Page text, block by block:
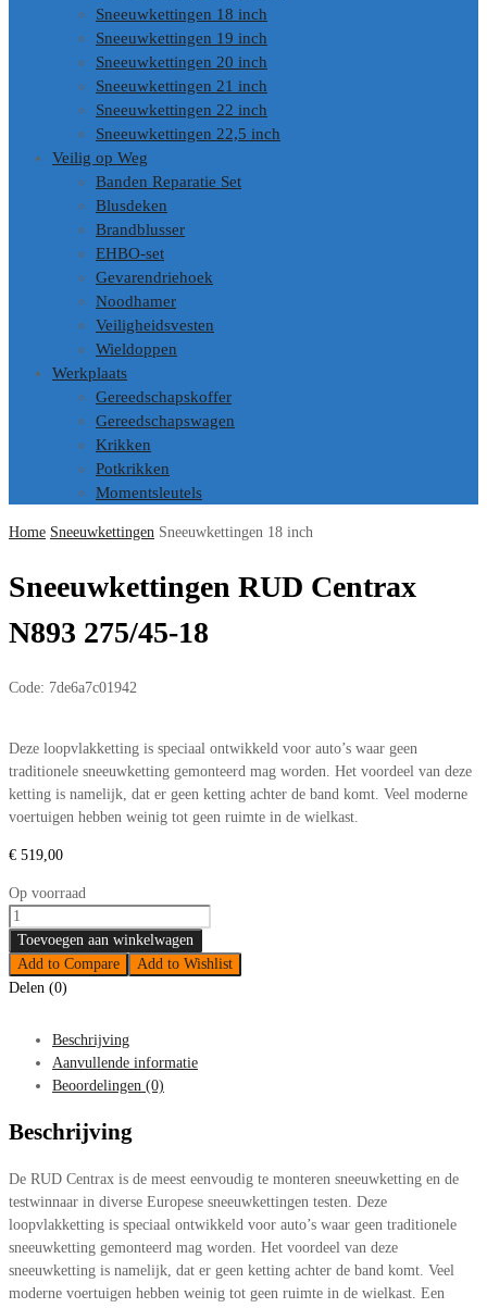
Sneeuwkettingen 18 inch
Sneeuwkettingen 19 inch
Sneeuwkettingen 20 inch
Sneeuwkettingen 21 inch
Sneeuwkettingen 22 inch
Sneeuwkettingen 22,5 inch
Veilig op Weg
Banden Reparatie Set
Blusdeken
Brandblusser
EHBO-set
Gevarendriehoek
Noodhamer
Veiligheidsvesten
Wieldoppen
Werkplaats
Gereedschapskoffer
Gereedschapswagen
Krikken
Potkrikken
Momentsleutels
Home Sneeuwkettingen Sneeuwkettingen 18 inch
Sneeuwkettingen RUD Centrax
N893 275/45-18
Code: 7de6a7c01942
Deze loopvlakketting is speciaal ontwikkeld voor auto’s waar geen
traditionele sneeuwketting gemonteerd mag worden. Het voordeel van deze
ketting is namelijk, dat er geen ketting achter de band komt. Veel moderne
voertuigen hebben weinig tot geen ruimte in de wielkast.
€ 519,00
Op voorraad
Toevoegen aan winkelwagen
Add to Compare
Add to Wishlist
Delen (0)
Beschrijving
Aanvullende informatie
Beoordelingen (0)
Beschrijving
De RUD Centrax is de meest eenvoudig te monteren sneeuwketting en de
testwinnaar in diverse Europese sneeuwkettingen testen. Deze
loopvlakketting is speciaal ontwikkeld voor auto’s waar geen traditionele
sneeuwketting gemonteerd mag worden. Het voordeel van deze
sneeuwketting is namelijk, dat er geen ketting achter de band komt. Veel
moderne voertuigen hebben weinig tot geen ruimte in de wielkast. Een